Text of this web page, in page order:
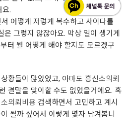
.
어떻게 저렇게 복수하고 사이다를
은 그렇지 않잖아요. 막상 일이 생기게
터 뭘 어떻게 해야 할지도 모르겠구
황들이 많았었고, 아마도 흥신소의뢰
결말을 맞이할 수도 없었을거에요. 혹
의뢰비용 검색하면서 고민하고 계시
될까 싶어서 이렇게 몇자 남겨봅니